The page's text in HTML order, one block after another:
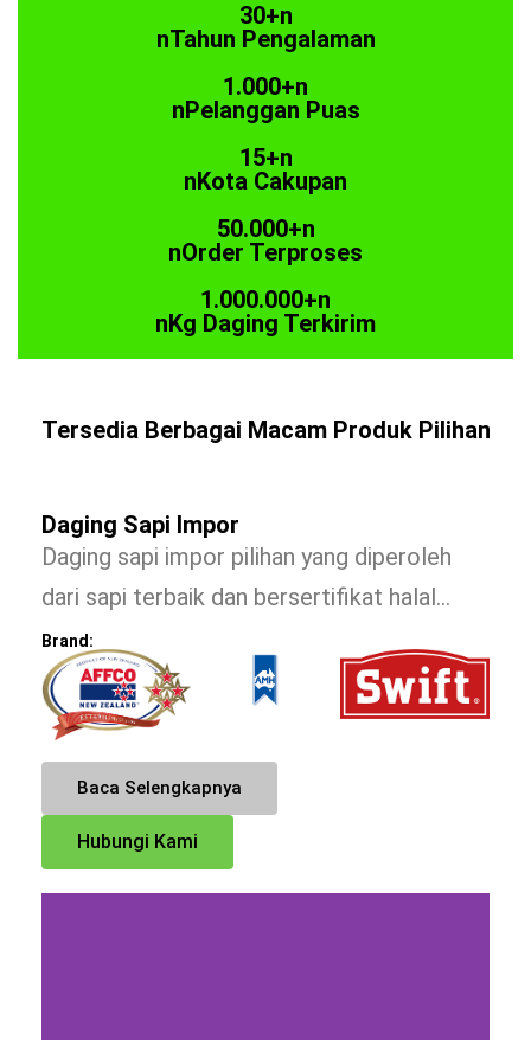
30+n
nTahun Pengalaman
1.000+n
nPelanggan Puas
15+n
nKota Cakupan
50.000+n
nOrder Terproses
1.000.000+n
nKg Daging Terkirim
Tersedia Berbagai Macam Produk Pilihan
Daging Sapi Impor
Daging sapi impor pilihan yang diperoleh
dari sapi terbaik dan bersertifikat halal…
Brand:
Baca Selengkapnya
Hubungi Kami